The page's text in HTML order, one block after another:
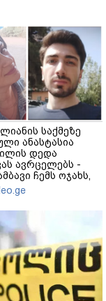
საქმეზე
ანასტასია
დედა
ავრცელებს -
ჩემს ოჯახს,
გადახდა
მერე მე მე არ